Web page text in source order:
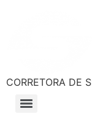
CORRETORA DE